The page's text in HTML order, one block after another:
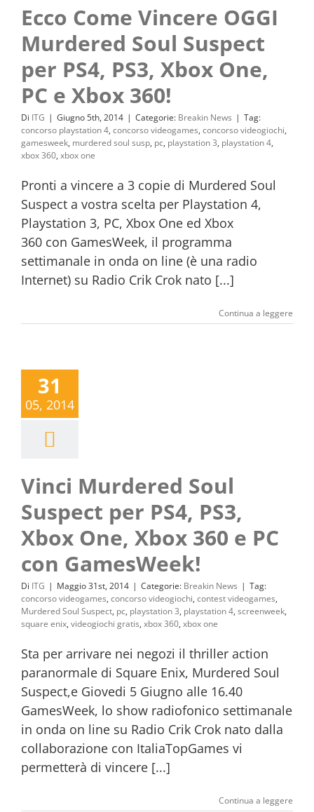
Ecco Come Vincere OGGI
Murdered Soul Suspect
per PS4, PS3, Xbox One,
PC e Xbox 360!
Di ITG | Giugno 5th, 2014 | Categorie: Breakin News | Tag:
concorso playstation 4, concorso videogames, concorso videogiochi,
gamesweek, murdered soul susp, pc, playstation 3, playstation 4,
xbox 360, xbox one
Pronti a vincere a 3 copie di Murdered Soul
Suspect a vostra scelta per Playstation 4,
Playstation 3, PC, Xbox One ed Xbox
360 con GamesWeek, il programma
settimanale in onda on line (è una radio
Internet) su Radio Crik Crok nato [...]
Continua a leggere
31
05, 2014
Vinci Murdered Soul
Suspect per PS4, PS3,
Xbox One, Xbox 360 e PC
con GamesWeek!
Di ITG | Maggio 31st, 2014 | Categorie: Breakin News | Tag:
concorso videogames, concorso videogiochi, contest videogames,
Murdered Soul Suspect, pc, playstation 3, playstation 4, screenweek,
square enix, videogiochi gratis, xbox 360, xbox one
Sta per arrivare nei negozi il thriller action
paranormale di Square Enix, Murdered Soul
Suspect,e Giovedi 5 Giugno alle 16.40
GamesWeek, lo show radiofonico settimanale
in onda on line su Radio Crik Crok nato dalla
collaborazione con ItaliaTopGames vi
permetterà di vincere [...]
Continua a leggere